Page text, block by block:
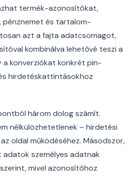
termék-azonosítókat,
pénznemet és tartalom-
azt a fajta adatcsomagot,
kombinálva lehetővé teszi a
konverziókat konkrét pin-
hirdetéskattintásokhoz
három dolog számít.
nélkülözhetetlenek – hirdetési
oldal működéséhez. Másodszor,
személyes adatnak
mivel azonosítóhoz